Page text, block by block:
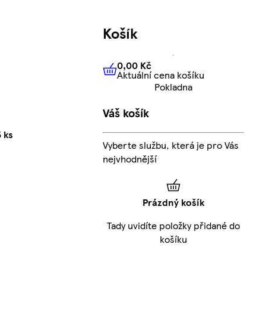
ks
Košík
0,00 KčAktuální cena košíku
0,00 Kč
Aktuální cena košíku
Pokladna
Váš košík
Vyberte službu, která je pro Vás
nejvhodnější
Prázdný košík
Tady uvidíte položky přidané do
košíku